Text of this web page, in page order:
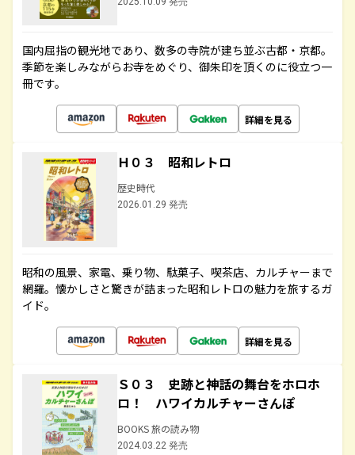
国内屈指の観光地であり、数多の寺院が建ち並ぶ古都・京都。
季節を楽しみながらお寺をめぐり、御朱印を頂くのに役立つ一
冊です。
詳細を見る
Ｈ０３ 昭和レトロ
歴史時代
2026.01.29 発売
昭和の風景、家電、乗り物、駄菓子、喫茶店、カルチャーまで
網羅。懐かしさと驚きが詰まった昭和レトロの魅力を旅するガ
イド。
詳細を見る
Ｓ０３ 史跡と神話の舞台をホロホ
ロ！ ハワイカルチャーさんぽ
BOOKS 旅の読み物
2024.03.22 発売